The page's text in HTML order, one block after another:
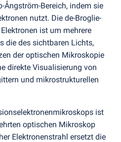
Bereich, indem sie
nutzt. Die de-Broglie-
ist um mehrere
die des sichtbaren Lichts,
der optischen Mikroskopie
direkte Visualisierung von
und mikrostrukturellen
ist
optischen Mikroskop
Elektronenstrahl ersetzt die